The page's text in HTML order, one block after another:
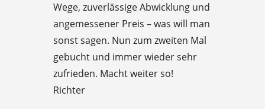
d
5
Wege, zuverlässige Abwicklung und
angemessener Preis – was will man
sonst sagen. Nun zum zweiten Mal
gebucht und immer wieder sehr
zufrieden. Macht weiter so!
Richter